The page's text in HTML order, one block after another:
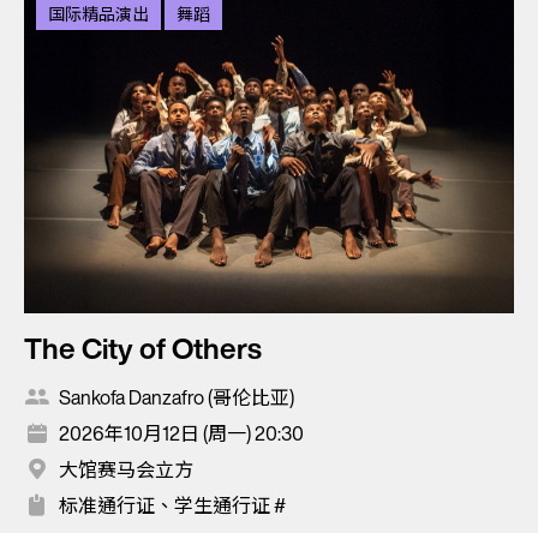
国际精品演出 舞蹈
The City of Others
Sankofa Danzafro (哥伦比亚)
2026年10月12日 (周一) 20:30
大馆赛马会立方
标准通行证、学生通行证 #